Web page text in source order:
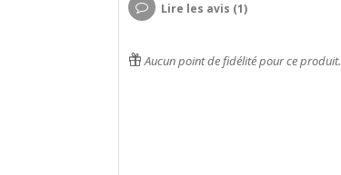
Lire les avis (1)
Aucun point de fidélité pour ce produit.